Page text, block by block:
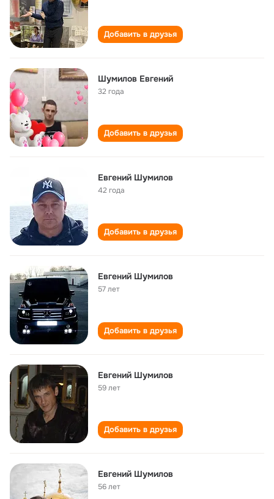
Добавить в друзья
Шумилов Евгений
32 года
Добавить в друзья
Евгений Шумилов
42 года
Добавить в друзья
Евгений Шумилов
57 лет
Добавить в друзья
Евгений Шумилов
59 лет
Добавить в друзья
Евгений Шумилов
56 лет